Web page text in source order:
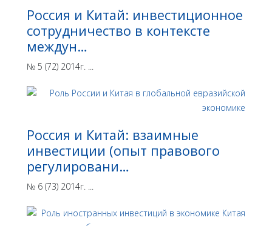
Россия и Китай: инвестиционное
сотрудничество в контексте
междун…
№ 5 (72) 2014г. ...
Россия и Китай: взаимные
инвестиции (опыт правового
регулировани…
№ 6 (73) 2014г. ...